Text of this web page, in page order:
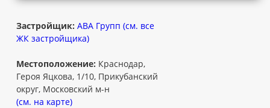
Застройщик: АВА Групп (см. все
ЖК застройщика)
Местоположение: Краснодар,
Героя Яцкова, 1/10, Прикубанский
округ, Московский м-н
(см. на карте)